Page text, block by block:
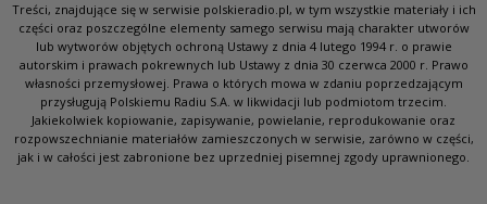
Treści, znajdujące się w serwisie polskieradio.pl, w tym wszystkie materiały i ich
części oraz poszczególne elementy samego serwisu mają charakter utworów
lub wytworów objętych ochroną Ustawy z dnia 4 lutego 1994 r. o prawie
autorskim i prawach pokrewnych lub Ustawy z dnia 30 czerwca 2000 r. Prawo
własności przemysłowej. Prawa o których mowa w zdaniu poprzedzającym
przysługują Polskiemu Radiu S.A. w likwidacji lub podmiotom trzecim.
Jakiekolwiek kopiowanie, zapisywanie, powielanie, reprodukowanie oraz
rozpowszechnianie materiałów zamieszczonych w serwisie, zarówno w części,
jak i w całości jest zabronione bez uprzedniej pisemnej zgody uprawnionego.